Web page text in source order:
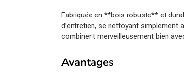
Fabriquée en **bois robuste** et
d’entretien, se nettoyant simplement
combinent merveilleusement bien
Avantages